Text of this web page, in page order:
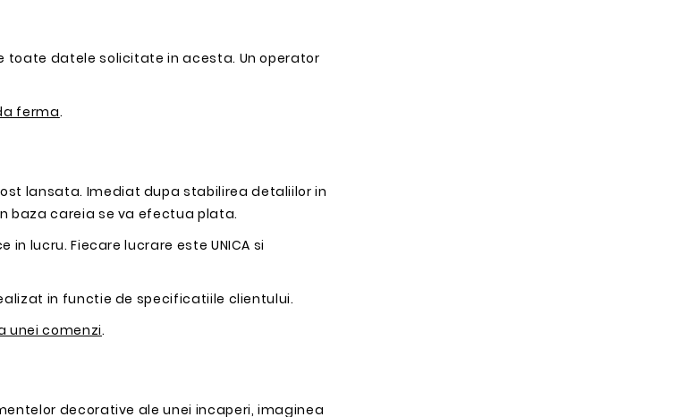
datele solicitate in acesta. Un operator
ferma.
lansata. Imediat dupa stabilirea detaliilor in
baza careia se va efectua plata.
lucru. Fiecare lucrare este UNICA si
in functie de specificatiile clientului.
unei comenzi.
decorative ale unei incaperi, imaginea